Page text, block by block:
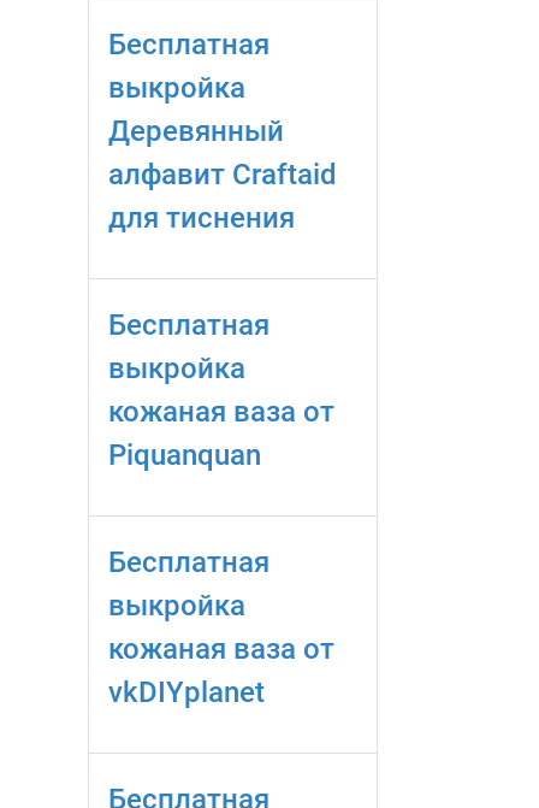
Бесплатная
выкройка
Деревянный
алфавит Craftaid
для тиснения
Бесплатная
выкройка
кожаная ваза от
Piquanquan
Бесплатная
выкройка
кожаная ваза от
vkDIYplanet
Бесплатная